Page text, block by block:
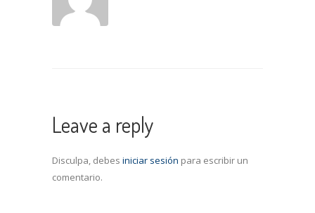
Leave a reply
Disculpa, debes iniciar sesión para escribir un
comentario.